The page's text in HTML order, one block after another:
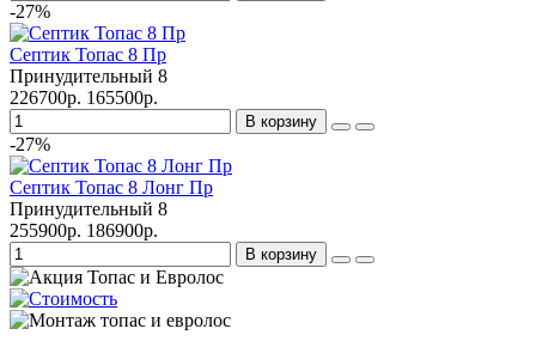
-27%
Септик Топас 8 Пр
Принудительный 8
226700р. 165500р.
В корзину
-27%
Септик Топас 8 Лонг Пр
Принудительный 8
255900р. 186900р.
В корзину